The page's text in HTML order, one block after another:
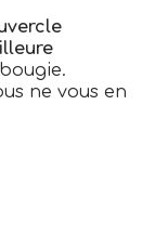
ne vous en